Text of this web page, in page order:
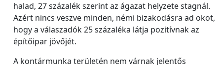
halad, 27 százalék szerint az ágazat helyzete stagnál.
Azért nincs veszve minden, némi bizakodásra ad okot,
hogy a válaszadók 25 százaléka látja pozitívnak az
építőipar jövőjét.
A kontármunka területén nem várnak jelentős